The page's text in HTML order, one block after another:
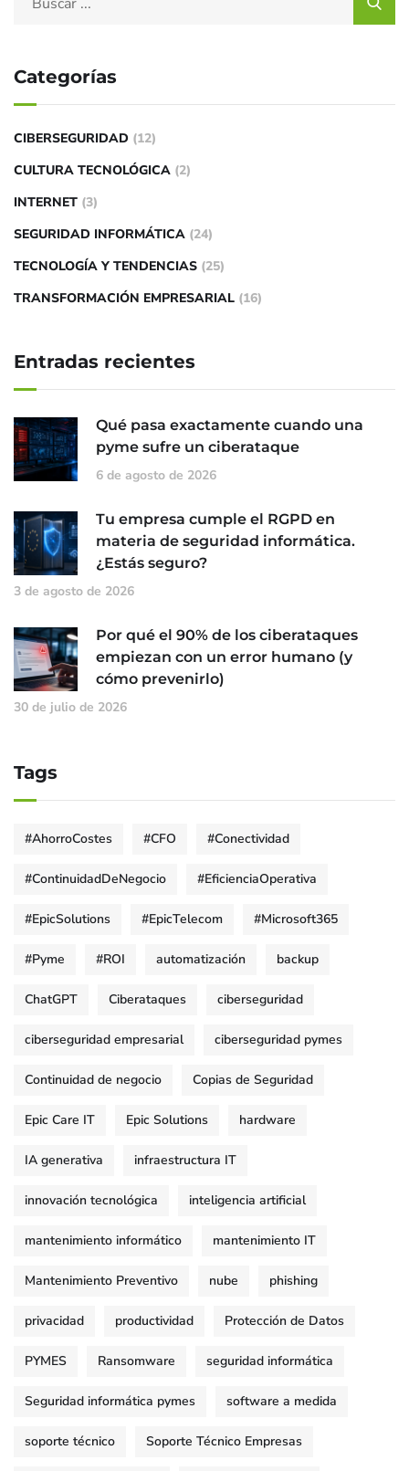
Categorías
CIBERSEGURIDAD (12)
CULTURA TECNOLÓGICA (2)
INTERNET (3)
SEGURIDAD INFORMÁTICA (24)
TECNOLOGÍA Y TENDENCIAS (25)
TRANSFORMACIÓN EMPRESARIAL (16)
Entradas recientes
Qué pasa exactamente cuando una
pyme sufre un ciberataque
6 de agosto de 2026
Tu empresa cumple el RGPD en
materia de seguridad informática.
¿Estás seguro?
3 de agosto de 2026
Por qué el 90% de los ciberataques
empiezan con un error humano (y
cómo prevenirlo)
30 de julio de 2026
Tags
#AhorroCostes #CFO #Conectividad
#ContinuidadDeNegocio #EficienciaOperativa
#EpicSolutions #EpicTelecom #Microsoft365
#Pyme #ROI automatización backup
ChatGPT Ciberataques ciberseguridad
ciberseguridad empresarial ciberseguridad pymes
Continuidad de negocio Copias de Seguridad
Epic Care IT Epic Solutions hardware
IA generativa infraestructura IT
innovación tecnológica inteligencia artificial
mantenimiento informático mantenimiento IT
Mantenimiento Preventivo nube phishing
privacidad productividad Protección de Datos
PYMES Ransomware seguridad informática
Seguridad informática pymes software a medida
soporte técnico Soporte Técnico Empresas